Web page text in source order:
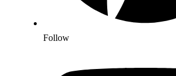
Follow